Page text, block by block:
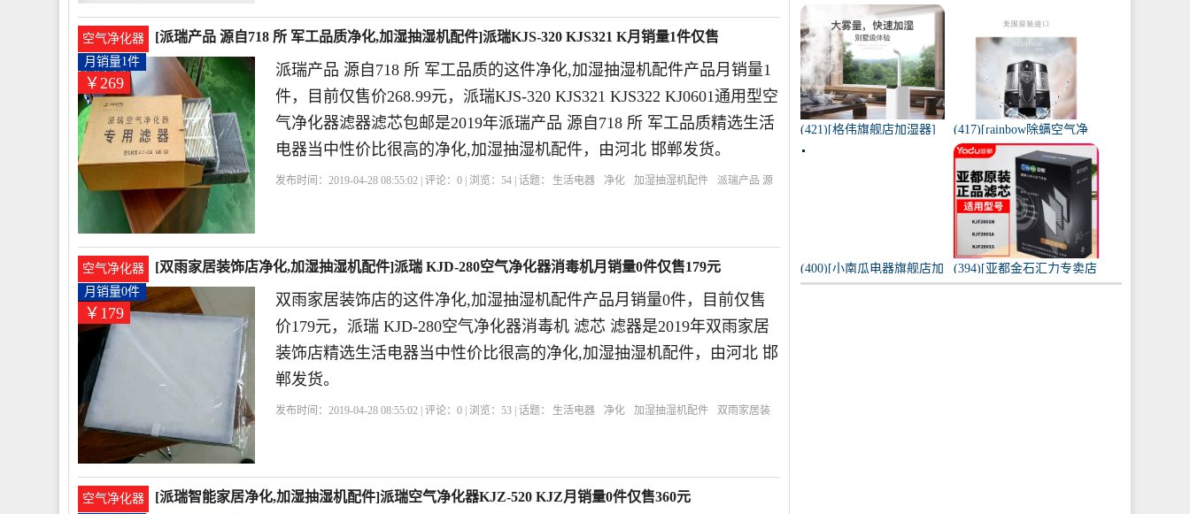
空气净化器
[派瑞产品 源自718 所 军工品质净化,加湿抽湿机配件]派瑞KJS-320 KJS321 K月销量1件仅售
268.99元
￥269
月销量1件
派瑞产品 源自718 所 军工品质的这件净化,加湿抽湿机配件产品月销量1
件，目前仅售价268.99元，派瑞KJS-320 KJS321 KJS322 KJ0601通用型空
气净化器滤器滤芯包邮是2019年派瑞产品 源自718 所 军工品质精选生活
电器当中性价比很高的净化,加湿抽湿机配件，由河北 邯郸发货。
发布时间：2019-04-28 08:55:02 | 评论：0 | 浏览：54 | 话题： 生活电器 净化 加湿抽湿机配件
派瑞产品 源
空气净化器 [双雨家居装饰店净化,加湿抽湿机配件]派瑞 KJD-280空气净化器消毒机月销量0件仅售179元
￥179
月销量0件
双雨家居装饰店的这件净化,加湿抽湿机配件产品月销量0件，目前仅售
价179元，派瑞 KJD-280空气净化器消毒机 滤芯 滤器是2019年双雨家居
装饰店精选生活电器当中性价比很高的净化,加湿抽湿机配件，由河北 邯
郸发货。
发布时间：2019-04-28 08:55:02 | 评论：0 | 浏览：53 | 话题： 生活电器 净化 加湿抽湿机配件
双雨家居装
空气净化器 [派瑞智能家居净化,加湿抽湿机配件]派瑞空气净化器KJZ-520 KJZ月销量0件仅售360元
店空气净化,氧吧]美的空气
净化器家用除甲醛月销量
170件仅售3698元
苯空气质量专业家月销量
12件仅售298元
(421)[格伟旗舰店加湿器]
工业加湿器大容量空气家
(417)[rainbow除螨空气净
化,氧吧]美国原装进口水过
滤RAINBOW空气月销量0
件仅售31920元
(400)[小南瓜电器旗舰店加
湿器]小南瓜加湿器家用静
(394)[亚都金石汇力专卖店
净化,加湿抽湿机配件]亚都